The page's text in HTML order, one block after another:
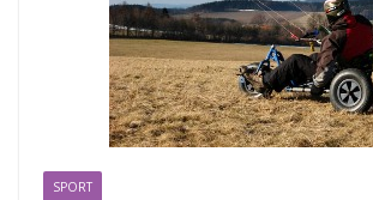
SPORT